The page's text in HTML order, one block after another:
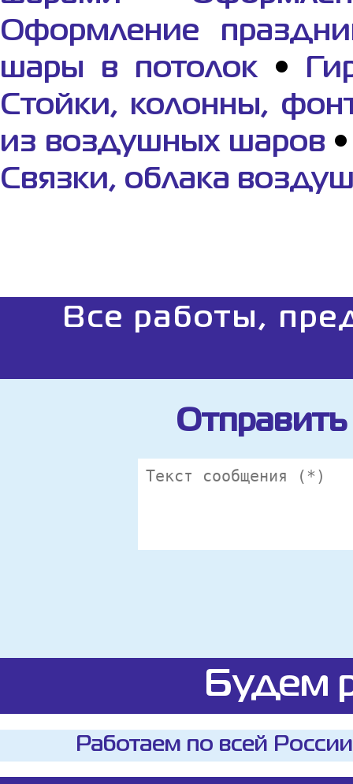
Оформление
шары в потолок•
Cтойки, колонны,
из воздушных шаров
Связки, облака
Все работы,
Отправить
Будем
Работаем по всей